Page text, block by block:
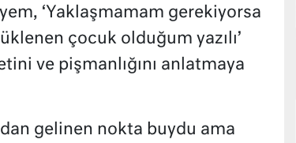
‘Yaklaşmamam gerekiyorsa
çocuk olduğum yazılı’
ve pişmanlığını anlatmaya
gelinen nokta buydu ama